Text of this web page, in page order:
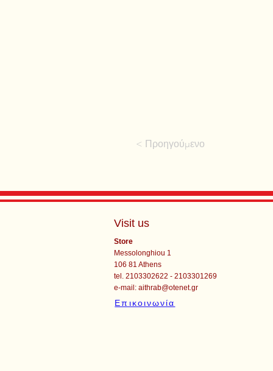
< Προηγούμενο
Visit us
Store
Messolonghiou 1
106 81 Athens
tel. 2103302622 - 2103301269
e-mail:aithrab@otenet.gr
Επικοινωνία